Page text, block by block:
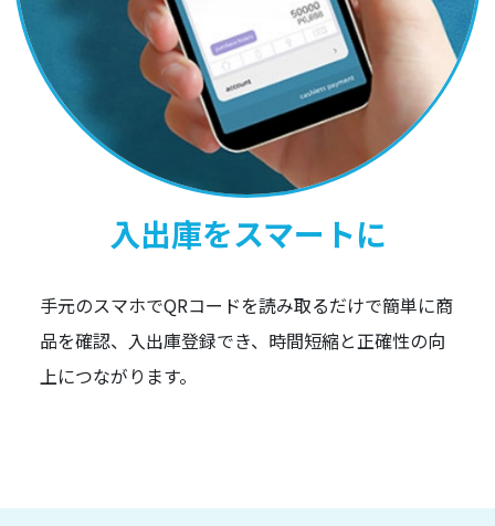
入出庫をスマートに
手元のスマホでQRコードを読み取るだけで簡単に商
品を確認、入出庫登録でき、時間短縮と正確性の向
上につながります。